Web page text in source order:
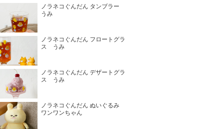
ノラネコぐんだん タンブラー
うみ
ノラネコぐんだん フロートグラ
ス うみ
ノラネコぐんだん デザートグラ
ス うみ
ノラネコぐんだん ぬいぐるみ
ワンワンちゃん